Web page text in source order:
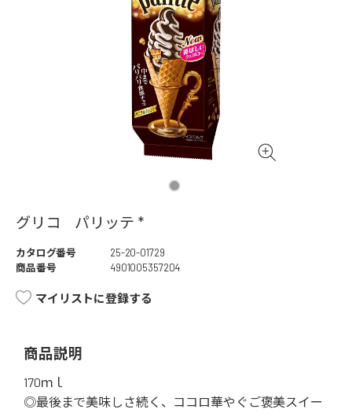
グリコ パリッテ *
カタログ番号
25-20-01729
商品番号
4901005357204
マイリストに登録する
商品説明
170ｍｌ
◎最後まで美味しさ続く、ココロ華やぐご褒美スイー